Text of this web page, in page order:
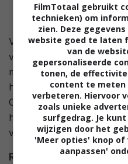
Vera (Keira Knightley) en
veel overeenkomstige
maar de meest
houden: Dylan Thomas.
Cailtin getrouwd is, en dat
heeft. Er ontstaat een
vriendschap op het spel
Regie John
FilmTotaal gebruikt
technieken) om
zien. Deze
website goed te laten
van de
gepersonaliseerde
tonen, de
content te meten
verbeteren. Hiervoor
zoals unieke
surfgedrag. Je
wijzigen door het
'Meer opties' knop
aanpassen'